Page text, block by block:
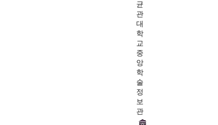
균
관
대
학
교
중
앙
학
술
정
보
관